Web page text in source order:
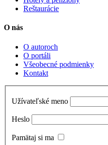
Reštaurácie
O nás
O autoroch
O portáli
Všeobecné podmienky
Kontakt
Užívateľské meno
Heslo
Pamätaj si ma